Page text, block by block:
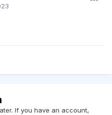
If you have an account,